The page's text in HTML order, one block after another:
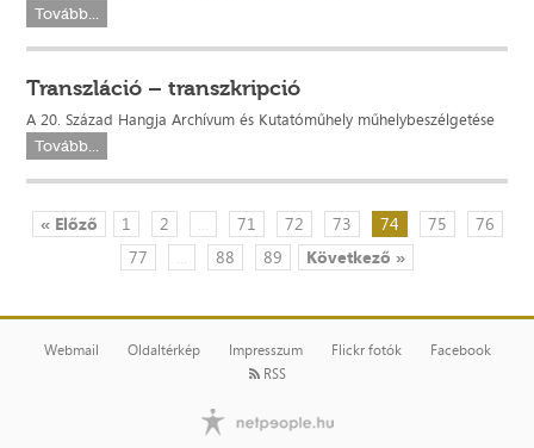
Tovább...
Transzláció – transzkripció
A 20. Század Hangja Archívum és Kutatóműhely műhelybeszélgetése
Tovább...
« Előző 1 2 ... 71 72 73 74 75
76
77
... 88 89 Következő »
Webmail Oldaltérkép Impresszum Flickr fotók
Facebook
RSS